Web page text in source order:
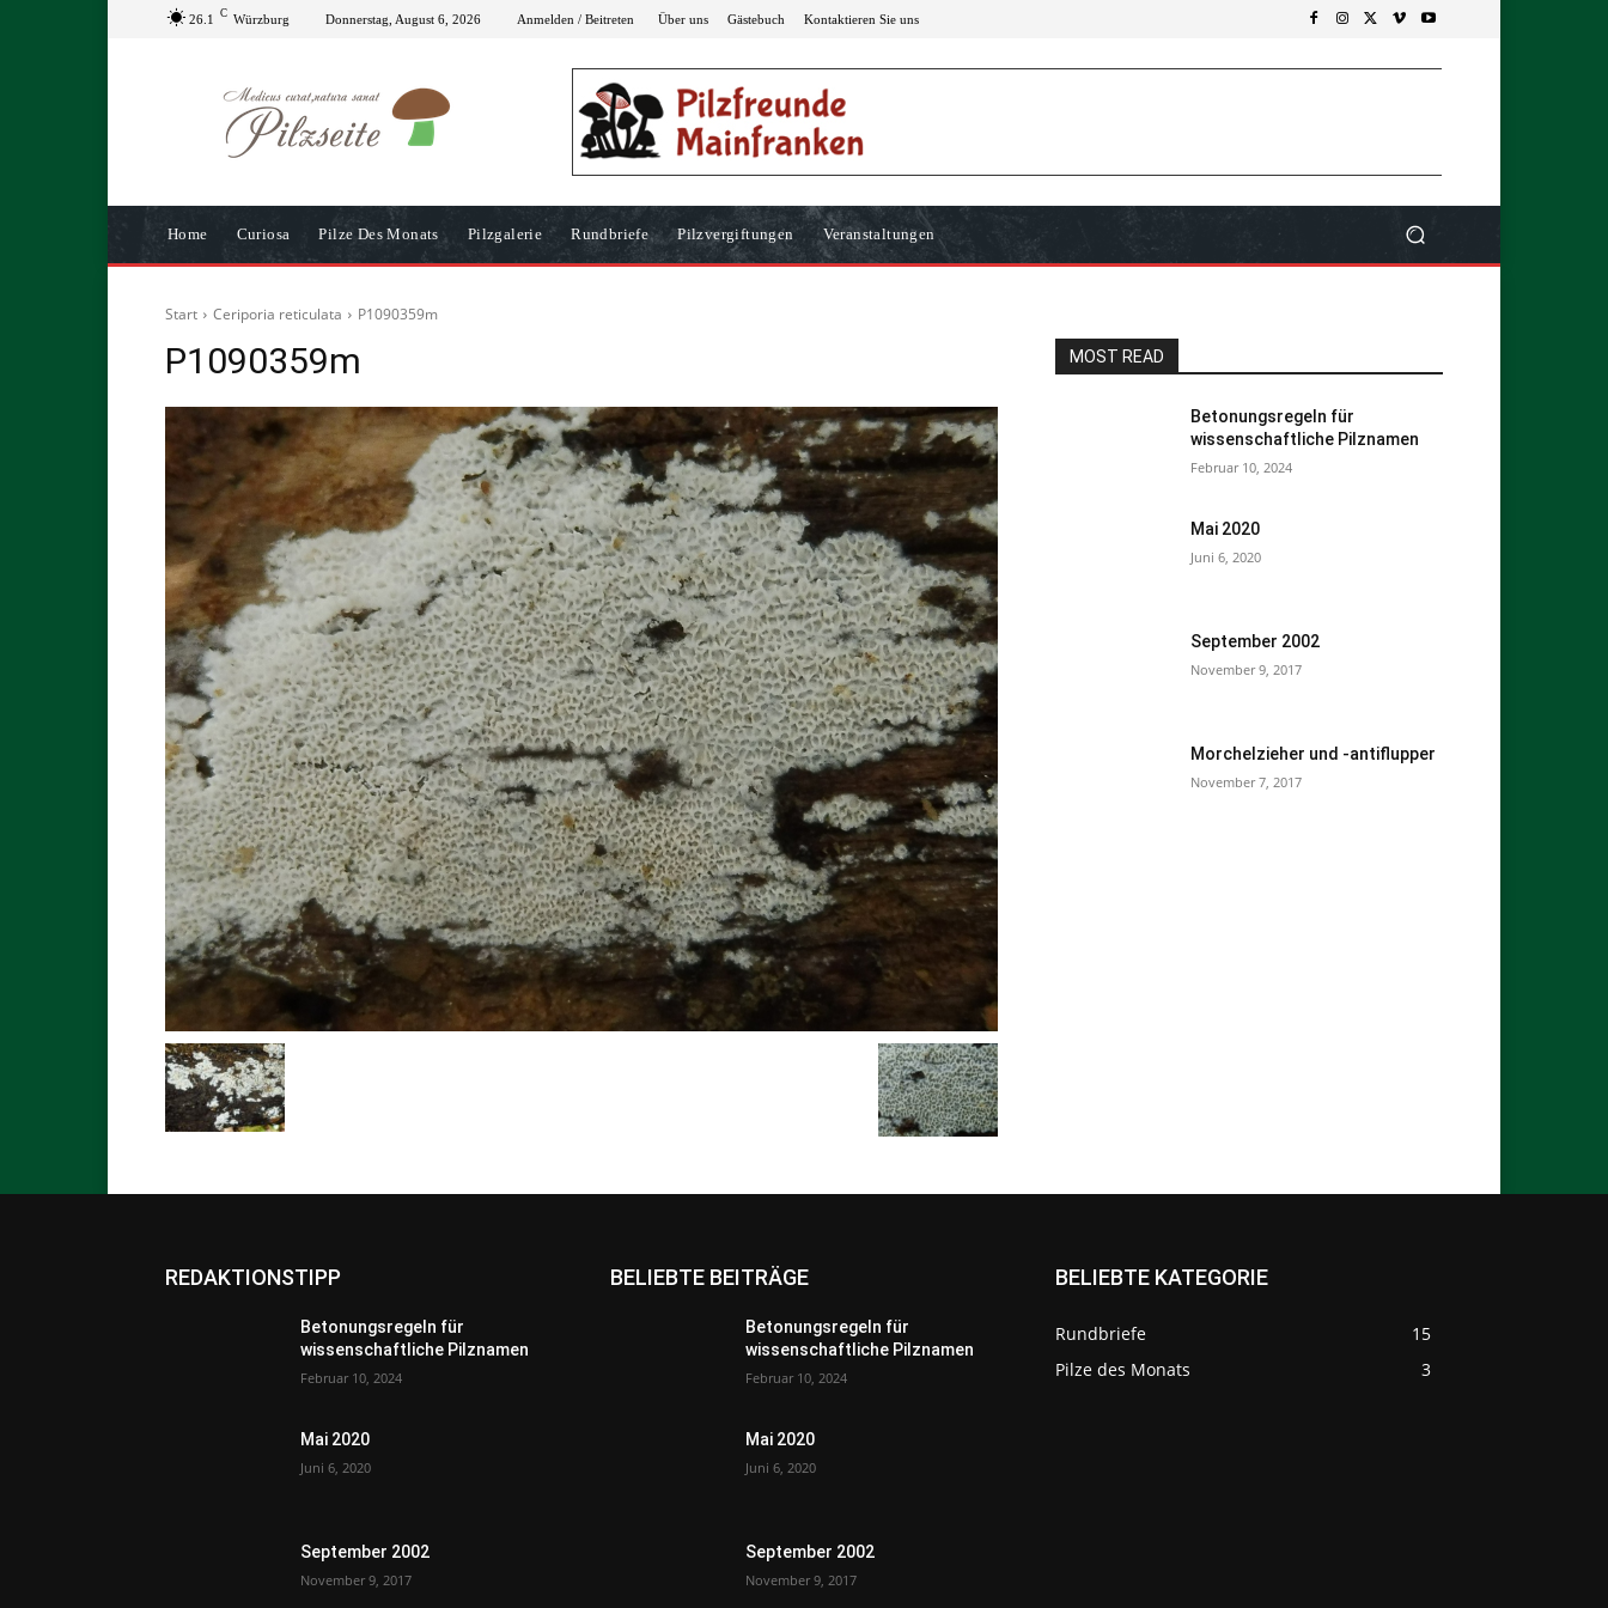
26.1 C Würzburg Donnerstag, August 6, 2026 Anmelden / Beitreten Über uns Gästebuch Kontaktieren Sie uns
Home Curiosa Pilze Des Monats Pilzgalerie Rundbriefe Pilzvergiftungen Veranstaltungen
Start Ceriporia reticulata P1090359m
P1090359m MOST READ
Betonungsregeln für
wissenschaftliche Pilznamen
Februar 10, 2024
Mai 2020
Juni 6, 2020
September 2002
November 9, 2017
Morchelzieher und -antiflupper
November 7, 2017
REDAKTIONSTIPP
Betonungsregeln für
wissenschaftliche Pilznamen
Februar 10, 2024
Mai 2020
Juni 6, 2020
September 2002
November 9, 2017
BELIEBTE BEITRÄGE
Betonungsregeln für
wissenschaftliche Pilznamen
Februar 10, 2024
Mai 2020
Juni 6, 2020
September 2002
November 9, 2017
BELIEBTE KATEGORIE
Rundbriefe
15
Pilze des Monats
3